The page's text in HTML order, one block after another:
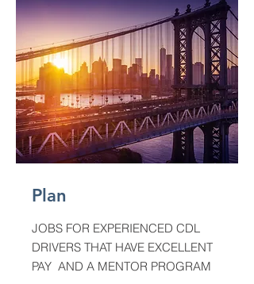
Plan
JOBS FOR EXPERIENCED CDL
DRIVERS THAT HAVE EXCELLENT
PAY AND A MENTOR PROGRAM